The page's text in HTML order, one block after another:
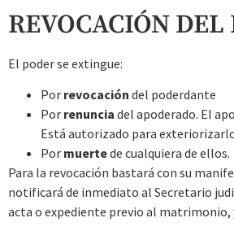
REVOCACIÓN DEL
El poder se extingue:
Por revocación del poderdante
Por renuncia del apoderado. El
Está autorizado para
Por muertede cualquiera de ellos.
Para la revocación bastará con su
notificará de inmediato al Secretario
acta o expediente previo al matrimonio,